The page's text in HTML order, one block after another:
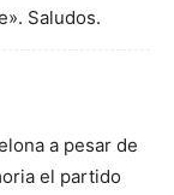
Saludos.
a pesar de
el partido